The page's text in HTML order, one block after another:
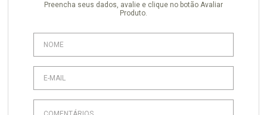
Preencha seus dados, avalie e clique no botão Avaliar
Produto.